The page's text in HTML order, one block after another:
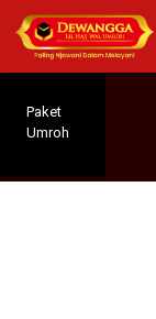
Paket
Umroh